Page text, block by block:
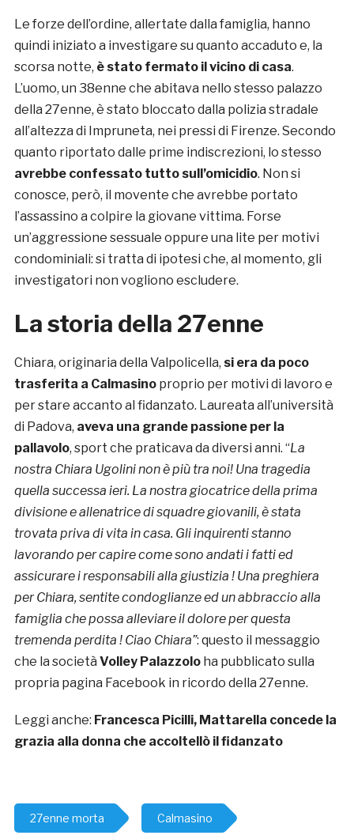
Le forze dell’ordine, allertate dalla famiglia, hanno
quindi iniziato a investigare su quanto accaduto e, la
scorsa notte, è stato fermato il vicino di casa.
L’uomo, un 38enne che abitava nello stesso palazzo
della 27enne, è stato bloccato dalla polizia stradale
all’altezza di Impruneta, nei pressi di Firenze. Secondo
quanto riportato dalle prime indiscrezioni, lo stesso
avrebbe confessato tutto sull’omicidio. Non si
conosce, però, il movente che avrebbe portato
l’assassino a colpire la giovane vittima. Forse
un’aggressione sessuale oppure una lite per motivi
condominiali: si tratta di ipotesi che, al momento, gli
investigatori non vogliono escludere.
La storia della 27enne
Chiara, originaria della Valpolicella, si era da poco
trasferita a Calmasinoproprio per motivi di lavoro e
per stare accanto al fidanzato. Laureata all’università
di Padova, aveva una grande passione per la
pallavolo, sport che praticava da diversi anni. “La
nostra Chiara Ugolini non è più tra noi! Una tragedia
quella successa ieri. La nostra giocatrice della prima
divisione e allenatrice di squadre giovanili, è stata
trovata priva di vita in casa. Gli inquirenti stanno
lavorando per capire come sono andati i fatti ed
assicurare i responsabili alla giustizia ! Una preghiera
per Chiara, sentite condoglianze ed un abbraccio alla
famiglia che possa alleviare il dolore per questa
tremenda perdita ! Ciao Chiara”: questo il messaggio
che la società Volley Palazzoloha pubblicato sulla
propria pagina Facebook in ricordo della 27enne.
Leggi anche: Francesca Picilli, Mattarella concede la
grazia alla donna che accoltellò il fidanzato
27enne morta Calmasino